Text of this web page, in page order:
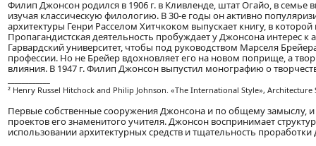
Филип Джонсон родился в 1906 г. в Кливленде, штат Огайо, в семье
изучая классическую филологию. В 30-е годы он активно
архитектуры Генри Расселом Хитчкоком выпускает книгу, в
Пропагандистская деятельность пробуждает у Джонсона интерес к
Гарвардский университет, чтобы под руководством Марселя
профессии. Но не Брейер вдохновляет его на новом поприще, а
влияния. В 1947 г. Филип Джонсон выпустил монографию о
² Henry Russel Hitchock and Philip Johnson. «The International Style», Architecture
Первые собственные сооружения Джонсона и по общему замыслу,
проектов его знаменитого учителя. Джонсон воспринимает
использовании архитектурных средств и тщательность проработки